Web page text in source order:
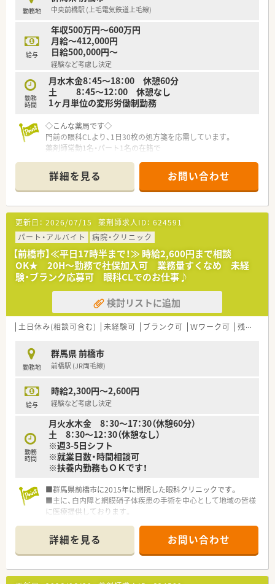
＼キャリアアップ／
スペシャリストとして専門性の追求はもちろんのこと、
エリア長や調剤リーダーといった店舗を統括する管理職や、
本部のサポート管理職へのステップアップなど
それぞれの志向にあわせたキャリアがございます♪
社内研修やeラーニングも充実しており、
スキルに自信のない方でもスムーズに業務習得いただけます！
勤務地 中央前橋駅 (上毛電気鉄道上毛線)
給与
年収500万円～600万円
月給～412,000円
日給500,000円～
経験など考慮し決定
勤務
時間
月水木金8：45～18：00 休憩60分
土 8：45～12：00 休憩なし
1ヶ月単位の変形労働制勤務
◇こんな薬局です◇
門前の眼科CLより、1日30枚の処方箋を応需しています。
薬剤師常勤1名・パート1名の在籍で
居宅在宅の対応もしており、
配達時はパートさん・事務さんにて外来対応をいただきます。
◇募集について◇
管理薬剤師の募集となります。
常勤1名の店舗のため、ご自身の裁量で運営いただけます。
火曜・日曜・土曜PMの固定で週休2.5日♪
ゆったり働きたい方にオススメの環境です。
＼様々なフィールドで活躍できます／
◎声を上げれば色々な業務に挑戦することができ、
責任のある業務にも携わる事ができます。
◎実際に31歳で社長となった方もおられ、
地域に根差した会社運営を目指されておられます。
◎薬剤師経験、マネジメント経験、病院事務長経験、
これまでのご経験を最大限に活かせるフィールドが
用意されています。
◎薬局薬剤師からグループ病院へキャリアチェンジも可能で、
◎認定薬剤師、かかりつけ薬剤師取得のサポートを積極的に行っ
ております。
す。
＼こんな会社です／
全国157店舗を展開する調剤薬局グループの一端を担っておりま
す。
連携基盤を創っています。
本部薬剤師による、休暇時や産休・育休取得時の支援体制があり
ます。
プライベートの時間を確保しつつ薬剤師として活躍できる環境
を提供致します。
詳細を見る お問い合わせ
更新日： 2026/07/15 薬剤師求人ID： 624591
パート・アルバイト
病院・クリニック
【前橋市】≪平日17時半まで！≫ 時給2,600円まで相談
OK★ 20H～勤務で社保加入可 業務量すくなめ 未経
験・ブランク応募可 眼科CLでのお仕事♪
検討リストに追加
土日休み(相談可含む) 未経験可 ブランク可 Ｗワーク可 残業なし(ほぼなし含む)
勤務地
群馬県 前橋市
前橋駅 (JR両毛線)
給与
時給2,300円～2,600円
経験など考慮し決定
勤務
時間
月火水木金 8：30～17：30（休憩60分）
土 8：30～12：30（休憩なし）
※週3-5日シフト
※就業日数・時間相談可
※扶養内勤務もＯＫです！
■群馬県前橋市に2015年に開院した眼科クリニックです。
■主に、白内障と網膜硝子体疾患の手術を中心として地域の皆様
に医療提供しております。
詳細を見る お問い合わせ